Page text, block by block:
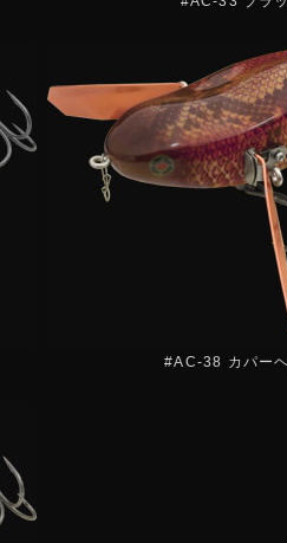
#AC-38 カパー